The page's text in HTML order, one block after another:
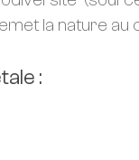
la nature au
: